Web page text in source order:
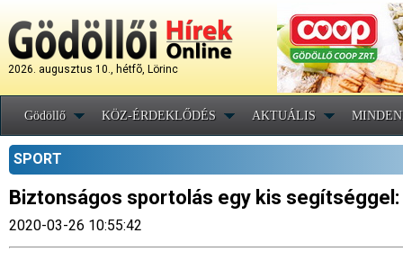
2026. augusztus 10., hétfõ, Lörinc
Gödöllő KÖZ-ÉRDEKLŐDÉS AKTUÁLIS
SPORT
Biztonságos sportolás egy kis
2020-03-26 10:55:42